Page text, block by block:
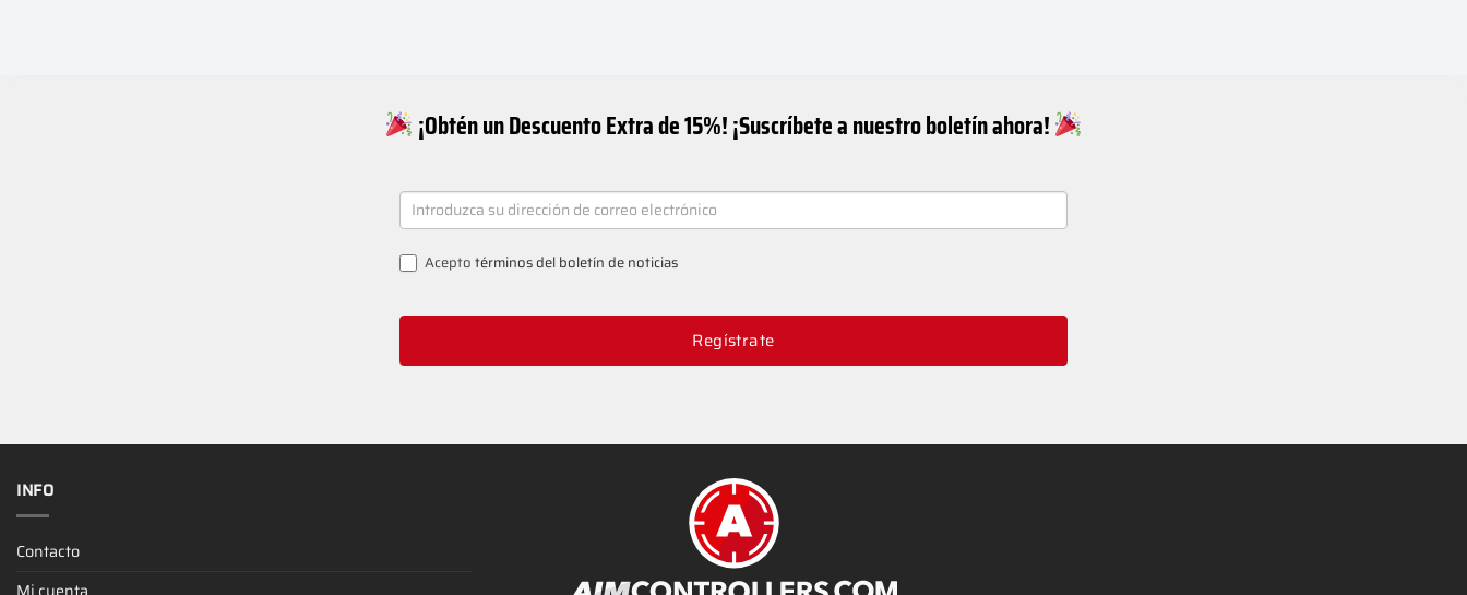
¡Obtén un Descuento Extra de 15%! ¡Suscríbete a nuestro boletín ahora!
NEWSLETTER
SIGNUP
Aceptotérminos del boletín de noticias
Regístrate
INFO
Contacto